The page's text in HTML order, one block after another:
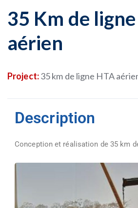
35 Km de
aérien
Project:35 km de ligne HTA
Description
Conception et réalisation de 35 km